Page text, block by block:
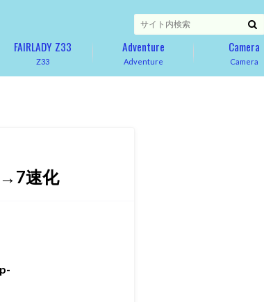
Z33
FAIRLADY Z33
Adventure
Adventure
Camera
Camera
→7速化